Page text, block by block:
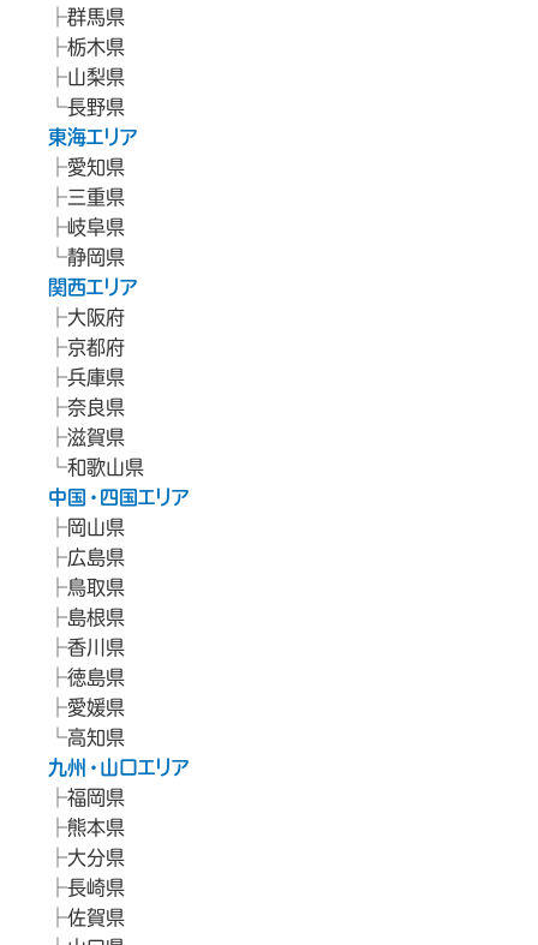
群馬県
栃木県
山梨県
長野県
東海エリア
愛知県
三重県
岐阜県
静岡県
関西エリア
大阪府
京都府
兵庫県
奈良県
滋賀県
和歌山県
中国・四国エリア
岡山県
広島県
鳥取県
島根県
香川県
徳島県
愛媛県
高知県
九州・山口エリア
福岡県
熊本県
大分県
長崎県
佐賀県